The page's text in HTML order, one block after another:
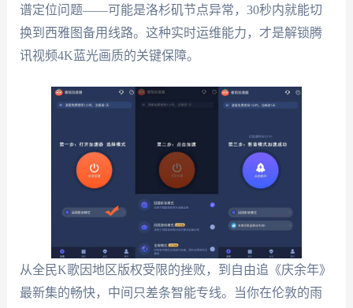
谱定位问题——可能是洛杉矶节点异常，30秒内就能切
换到西雅图备用线路。这种实时运维能力，才是解锁腾
讯视频4K蓝光画质的关键保障。
从全民K歌因地区版权受限的挫败，到自由追《庆余年》
最新集的畅快，中间只差条智能专线。当你在伦敦的雨